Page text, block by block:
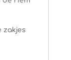
zakjes